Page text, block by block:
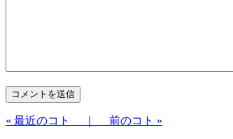
« 最近のコト ｜ 前のコト »